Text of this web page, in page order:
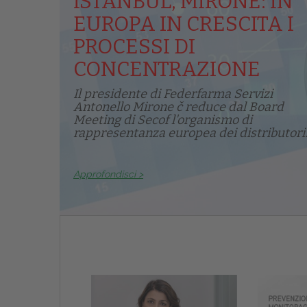
EUROPA IN CRESCITA I
PROCESSI DI
CONCENTRAZIONE
Il presidente di Federfarma Servizi
Antonello Mirone č reduce dal Board
Meeting di Secof l'organismo di
rappresentanza europea dei
Approfondisci >